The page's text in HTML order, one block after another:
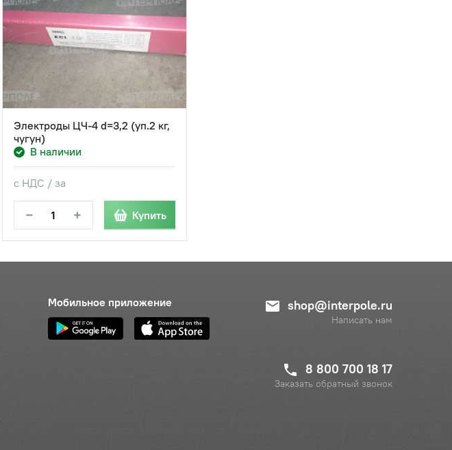
Электроды ЦЧ-4 d=3,2 (уп.2 кг,
чугун)
В наличии
с НДС / за
− + Купить
Мобильное приложение shop@interpole.ru
Написать нам
8 800 700 18 17
Заказать обратный звонок